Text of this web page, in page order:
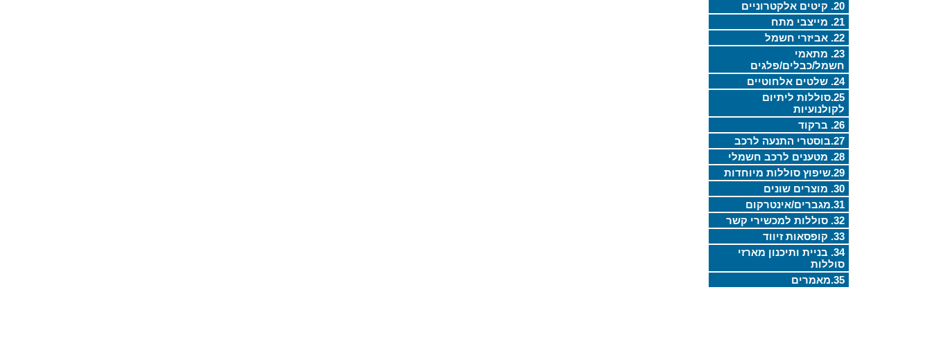
20. קיטים אלקטרוניים
21. מייצבי מתח
22. אביזרי חשמל
23. מתאמי
חשמל/כבלים/פלגים
24. שלטים אלחוטיים
25.סוללות ליתיום
לקולנועיות
26. ברקוד
27.בוסטרי התנעה לרכב
28. מטענים לרכב חשמלי
29.שיפוץ סוללות מיוחדות
30. מוצרים שונים
31.מגברים/אינטרקום
32. סוללות למכשירי קשר
33. קופסאות זיווד
34. בניית ותיכנון מארזי
סוללות
35.מאמרים